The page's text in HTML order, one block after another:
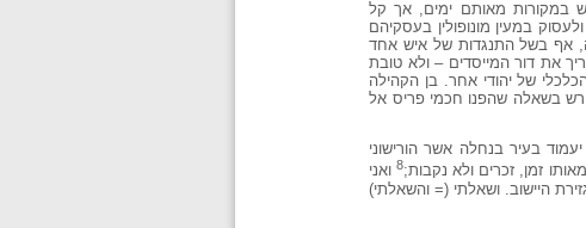
במקורות מאותם ימים, אך קל
במעין מונופולין בעסקיהם
אף בשל התנגדות של איש אחד
את דור המייסדים – ולא טובת
של יהודי אחר. בן הקהילה
בשאלה שהפנו חכמי פריס אל
בעיר בנחלה אשר הורישוני
זמן, זכרים ולא נקבות;8ואני
היישוב. ושאלתי (= והשאלתי)